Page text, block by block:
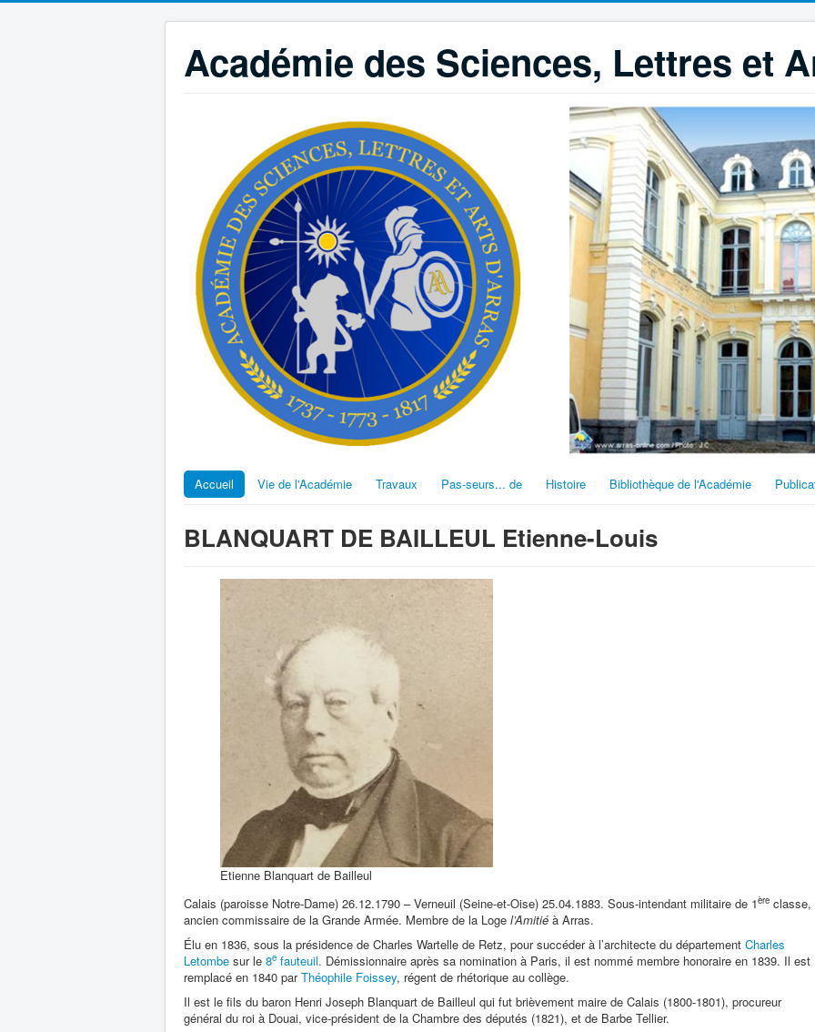
Académie des Sciences, Lettres et
Accueil Vie de l'Académie Travaux Pas-seurs... de Histoire Bibliothèque de l'Académie
BLANQUART DE BAILLEUL Etienne-Louis
Etienne Blanquart de Bailleul
Calais (paroisse Notre-Dame) 26.12.1790 – Verneuil (Seine-et-Oise) 25.04.1883. Sous-intendant militaire de 1ère classe,
ancien commissaire de la Grande Armée. Membre de la Loge l’Amitié à Arras.
Élu en 1836, sous la présidence de Charles Wartelle de Retz, pour succéder à l’architecte du département Charles
Letombe sur le 8e fauteuil. Démissionnaire après sa nomination à Paris, il est nommé membre honoraire en 1839. Il est
remplacé en 1840 parThéophile Foissey, régent de rhétorique au collège.
Il est le fils du baron Henri Joseph Blanquart de Bailleul qui fut brièvement maire de Calais (1800-1801), procureur
général du roi à Douai, vice-président de la Chambre des députés (1821), et de Barbe Tellier.